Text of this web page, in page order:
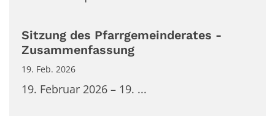
Sitzung des Pfarrgemeinderates -
Zusammenfassung
19. Feb. 2026
19. Februar 2026 – 19. ...